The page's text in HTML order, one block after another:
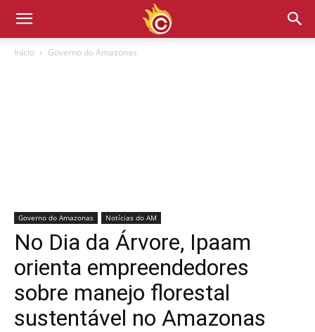
Início Governo do Amazonas
Governo do Amazonas Notícias do AM
No Dia da Árvore, Ipaam
orienta empreendedores
sobre manejo florestal
sustentável no Amazonas